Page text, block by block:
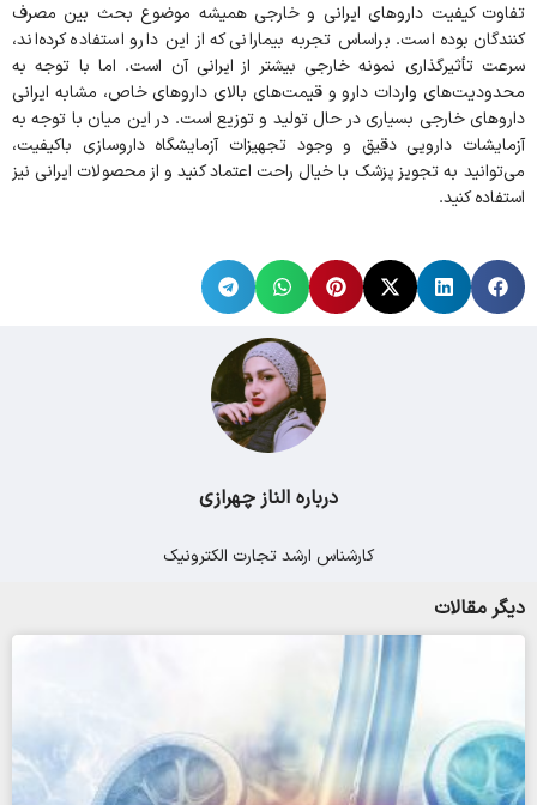
تفاوت کیفیت داروهای ایرانی و خارجی همیشه موضوع بحث بین مصرف
کنندگان بوده است. براساس تجربه بیمارانی که از این دارو استفاده کرده‌اند،
سرعت تأثیرگذاری نمونه خارجی بیشتر از ایرانی آن است. اما با توجه به
محدودیت‌های واردات دارو و قیمت‌های بالای داروهای خاص، مشابه ایرانی
داروهای خارجی بسیاری در حال تولید و توزیع است. در این میان با توجه به
آزمایشات دارویی دقیق و وجود تجهیزات آزمایشگاه داروسازی باکیفیت،
می‌توانید به تجویز پزشک با خیال راحت اعتماد کنید و از محصولات ایرانی نیز
استفاده کنید.
درباره الناز چهرازی
کارشناس ارشد تجارت الکترونیک
دیگر مقالات